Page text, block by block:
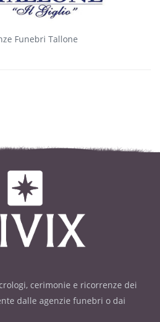
Funebri Tallone
cerimonie e ricorrenze dei
dalle agenzie funebri o dai